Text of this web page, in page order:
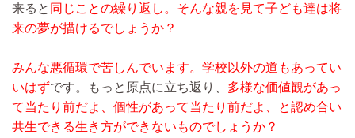
来ると 同じことの繰り返し。そんな親を見て子ども達は将
来の夢が描けるでしょうか？
みんな悪循環で苦しんでいます。学校以外の道もあってい
いはずです。もっと原点に立ち返り、 多様な価値観があっ
て当たり前だよ、個性があって当たり前だよ、と認め合い
共生できる生き方ができないものでしょうか？